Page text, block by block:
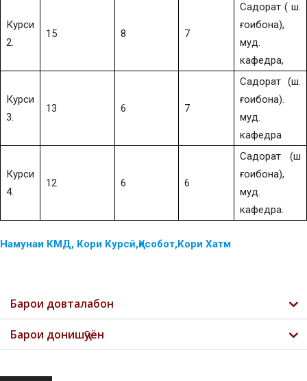
Курси
2.
15 8 7
Садорат ( ш.
ғоибона),
муд.
кафедра,
Курси
3.
13 6 7
Садорат (ш.
ғоибона).
муд.
кафедра
Курси
4.
12 6 6
Садорат (ш
ғоибона),
муд.
кафедра.
Намунаи КМД, Кори Курсӣ,Ҳисобот,Кори Хатм
Барои довталабон
Барои донишҷӯён